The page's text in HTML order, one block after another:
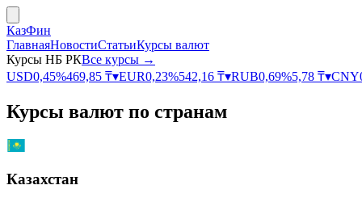
КазФин
ГлавнаяНовостиСтатьиКурсы валют
Курсы НБ РКВсе курсы →
USD0,45%469,85 ₸▾EUR0,23%542,16 ₸▾RUB0,69%5,78 ₸▾CNY
Курсы валют по странам
Казахстан